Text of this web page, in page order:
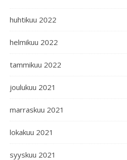
huhtikuu 2022
helmikuu 2022
tammikuu 2022
joulukuu 2021
marraskuu 2021
lokakuu 2021
syyskuu 2021